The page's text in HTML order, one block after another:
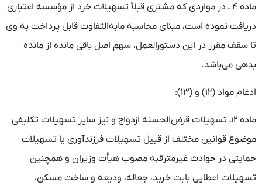
ماده ۴ ـ در مواردی که مشتری قبلاً تسهیلات خرد از مؤسسه اعتباری
دریافت نموده است، مبنای محاسبه مابه‌التفاوت قابل پرداخت به وی
تا سقف مقرر در این دستورالعمل، سهم اصل باقی مانده از مانده
بدهی می‌باشد.
ادغام مواد (۱۲) و (۱۳):
ماده ۱۲‌ـ تسهیلات قرض‌الحسنه ازدواج و نیز سایر تسهیلات تکلیفی
موضوع قوانین مختلف از قبیل تسهیلات فرزندآوری یا تسهیلات
حمایتی در حوادث غیرمترقبه مصوب هیأت وزیران و همچنین
تسهیلات اعطایی بابت خرید، جعاله، ودیعه و ساخت مسکن،